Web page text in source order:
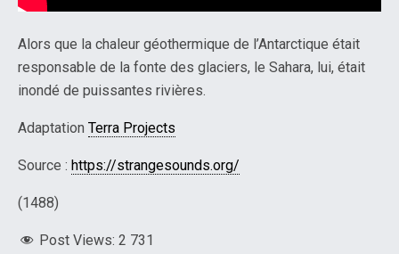
Alors que la chaleur géothermique de l’Antarctique était
responsable de la fonte des glaciers, le Sahara, lui, était
inondé de puissantes rivières.
Adaptation Terra Projects
Source : https://strangesounds.org/
(1488)
Post Views: 2 731